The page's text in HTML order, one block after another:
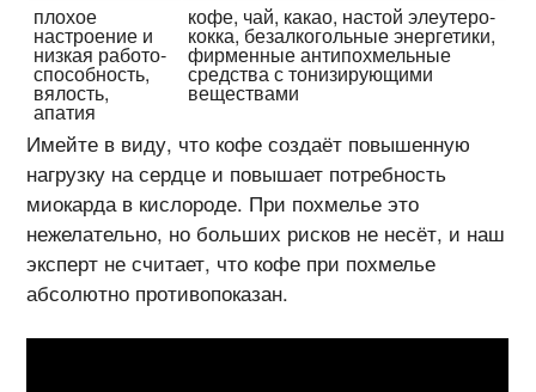
плохое
настроение и
низкая работо­
способ­ность,
вялость,
апатия
кофе, чай, какао, настой элеутеро­
кокка, безалко­гольные энергетики,
фирмен­ные анти­похмельные
средства с тонизи­рующими
вещест­вами
Имейте в виду, что кофе создаёт повышенную
нагрузку на сердце и повышает потребность
миокарда в кислороде. При похмелье это
нежелательно, но больших рисков не несёт, и наш
эксперт не считает, что кофе при похмелье
абсолютно противопоказан.